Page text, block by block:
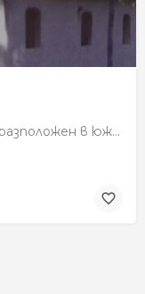
„Свети Илия“ е православен храм разположен в южния край на махалата Виздол, в склоновете на Беласица, южно…